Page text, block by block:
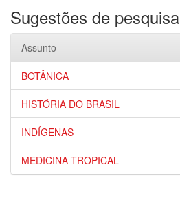
Sugestões de pesquisa
Assunto
BOTÂNICA
HISTÓRIA DO BRASIL
INDÍGENAS
MEDICINA TROPICAL